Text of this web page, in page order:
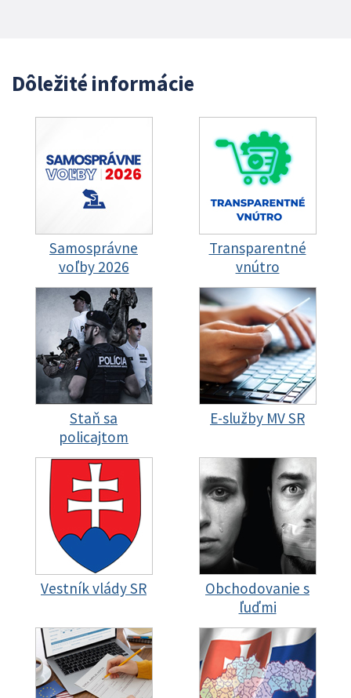
Dôležité informácie
Samosprávne
voľby 2026
Transparentné
vnútro
Staň sa
policajtom
E-služby MV SR
Vestník vlády SR
Obchodovanie s
ľuďmi